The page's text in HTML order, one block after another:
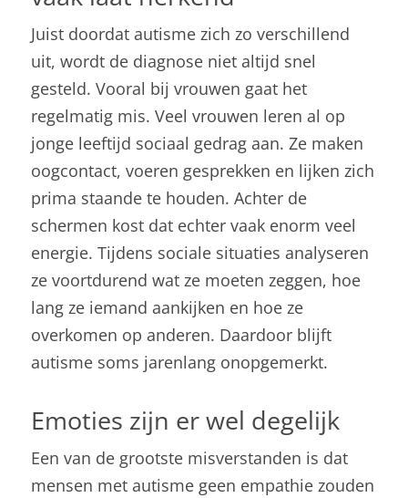
Juist doordat autisme zich zo verschillend
uit, wordt de diagnose niet altijd snel
gesteld. Vooral bij vrouwen gaat het
regelmatig mis. Veel vrouwen leren al op
jonge leeftijd sociaal gedrag aan. Ze maken
oogcontact, voeren gesprekken en lijken zich
prima staande te houden. Achter de
schermen kost dat echter vaak enorm veel
energie. Tijdens sociale situaties analyseren
ze voortdurend wat ze moeten zeggen, hoe
lang ze iemand aankijken en hoe ze
overkomen op anderen. Daardoor blijft
autisme soms jarenlang onopgemerkt.
Emoties zijn er wel degelijk
Een van de grootste misverstanden is dat
mensen met autisme geen empathie zouden